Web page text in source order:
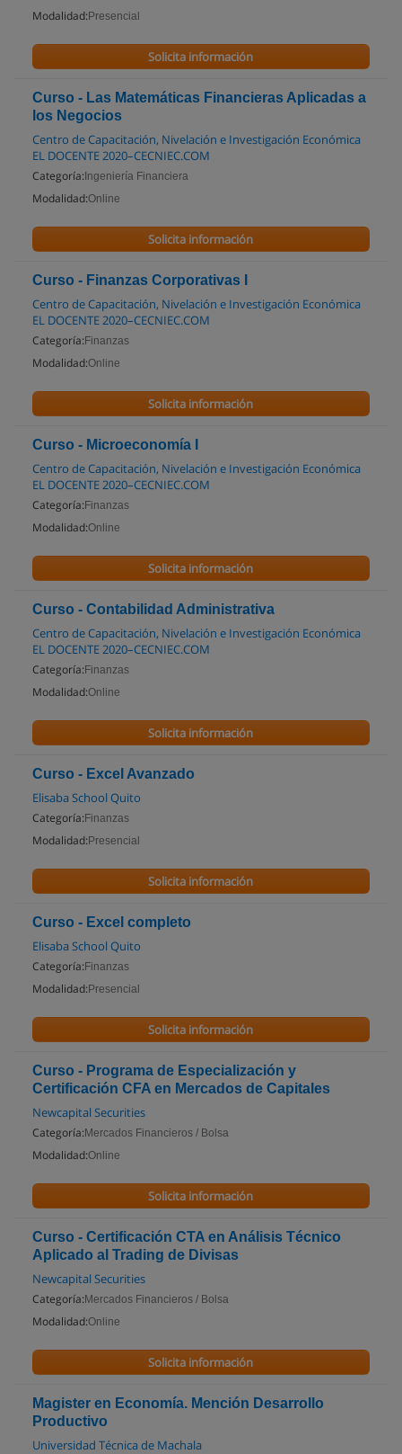
Modalidad: Presencial
Solicita información
Curso - Las Matemáticas Financieras Aplicadas a
los Negocios
Centro de Capacitación, Nivelación e Investigación Económica
EL DOCENTE 2020–CECNIEC.COM
Categoría: Ingeniería Financiera
Modalidad:Online
Solicita información
Curso - Finanzas Corporativas I
Centro de Capacitación, Nivelación e Investigación Económica
EL DOCENTE 2020–CECNIEC.COM
Categoría: Finanzas
Modalidad:Online
Solicita información
Curso - Microeconomía I
Centro de Capacitación, Nivelación e Investigación Económica
EL DOCENTE 2020–CECNIEC.COM
Categoría: Finanzas
Modalidad:Online
Solicita información
Curso - Contabilidad Administrativa
Centro de Capacitación, Nivelación e Investigación Económica
EL DOCENTE 2020–CECNIEC.COM
Categoría: Finanzas
Modalidad:Online
Solicita información
Curso - Excel Avanzado
Elisaba School Quito
Categoría: Finanzas
Modalidad: Presencial
Solicita información
Curso - Excel completo
Elisaba School Quito
Categoría: Finanzas
Modalidad: Presencial
Solicita información
Curso - Programa de Especialización y
Certificación CFA en Mercados de Capitales
Newcapital Securities
Categoría: Mercados Financieros / Bolsa
Modalidad:Online
Solicita información
Curso - Certificación CTA en Análisis Técnico
Aplicado al Trading de Divisas
Newcapital Securities
Categoría: Mercados Financieros / Bolsa
Modalidad:Online
Solicita información
Magister en Economía. Mención Desarrollo
Productivo
Universidad Técnica de Machala